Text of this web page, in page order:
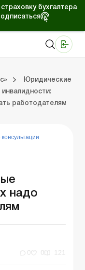
бухгалтера
Юридические
работодателям
надо
0 0 121